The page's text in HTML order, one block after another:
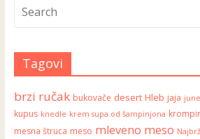
Tagovi
brzi ručak bukovače desert Hleb jaja
kupus knedle krem supa od šampinjona krompir
mesna štruca meso mleveno meso